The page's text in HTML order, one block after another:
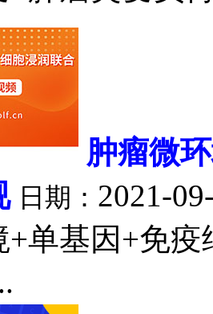
肿瘤微
日期： 2021-
+单基因+免